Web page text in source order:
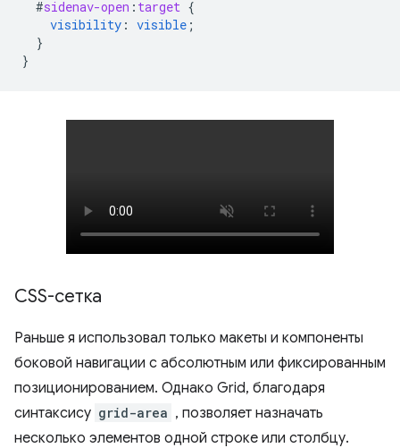
#sidenav-open : target {
visibility : visible ;
}
}
CSS-сетка
Раньше я использовал только макеты и компоненты
боковой навигации с абсолютным или фиксированным
позиционированием. Однако Grid, благодаря
синтаксису grid-area , позволяет назначать
несколько элементов одной строке или столбцу.